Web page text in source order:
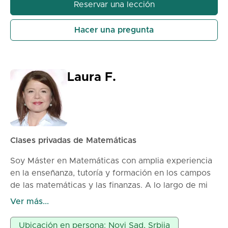
OneNote y después de la clase se los envío en
formato electrónico. Precio: 60min – 1300din
90min – 1800din
Reservar una lección
Hacer una pregunta
Laura F.
Clases privadas de Matemáticas
Soy Máster en Matemáticas con amplia experiencia
en la enseñanza, tutoría y formación en los campos
de las matemáticas y las finanzas. A lo largo de mi
carrera profesional, he trabajado con personas con
ayudándoles a comprender conceptos complejos y a
Ver más...
Ubicación en persona: Novi Sad, Srbija